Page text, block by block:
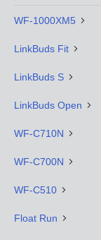
WF-1000XM5
LinkBuds Fit
LinkBuds S
LinkBuds Open
WF-C710N
WF-C700N
WF-C510
Float Run